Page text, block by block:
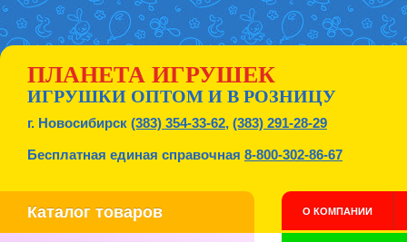
ПЛАНЕТА ИГРУШЕК
ИГРУШКИ ОПТОМ И В РОЗНИЦУ
г. Новосибирск (383) 354-33-62, (383) 291-28-29
Бесплатная единая справочная 8-800-302-86-67
Каталог товаров О КОМПАНИИ